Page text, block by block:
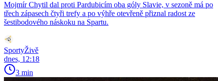
Mojmír Chytil dal proti Pardubicím oba góly Slavie, v sezoně má po
třech zápasech čtyři trefy a po výhře otevřeně přiznal radost ze
šestibodového náskoku na Spartu.
SportyŽivě
dnes, 12:18
3 min